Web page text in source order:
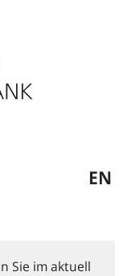
EN
Sie im aktuell